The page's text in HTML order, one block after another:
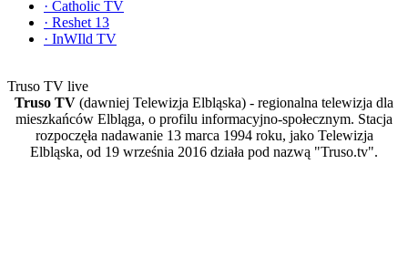
· Catholic TV
· Reshet 13
· InWIld TV
Truso TV live
Truso TV (dawniej Telewizja Elbląska) - regionalna telewizja dla
mieszkańców Elbląga, o profilu informacyjno-społecznym. Stacja
rozpoczęła nadawanie 13 marca 1994 roku, jako Telewizja
Elbląska, od 19 września 2016 działa pod nazwą "Truso.tv".